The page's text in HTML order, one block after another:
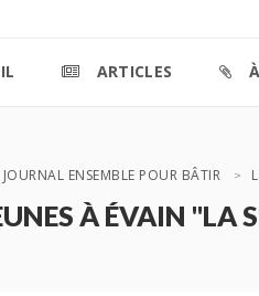
ARTICLES
JOURNAL ENSEMBLE POUR BÂTIR
À ÉVAIN "LA